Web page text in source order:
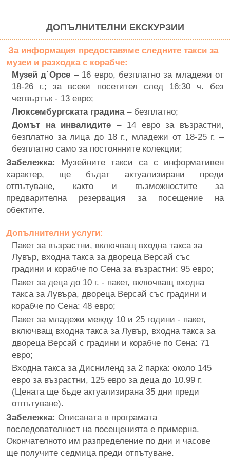
ДОПЪЛНИТЕЛНИ ЕКСКУРЗИИ
За информация предоставяме следните такси за
музеи и разходка с корабче:
Музей д`Орсе – 16 евро, безплатно за младежи от
18-26 г.; за всеки посетител след 16:30 ч. без
четвъртък - 13 евро;
Люксембургската градина – безплатно;
Домът на инвалидите – 14 евро за възрастни,
безплатно за лица до 18 г., младежи от 18-25 г. –
безплатно само за постоянните колекции;
Забележка: Музейните такси са с информативен
характер, ще бъдат актуализирани преди
отпътуване, както и възможностите за
предварителна резервация за посещение на
обектите.
Допълнителни услуги:
Пакет за възрастни, включващ входна такса за
Лувър, входна такса за двореца Версай със
градини и корабче по Сена за възрастни: 95 евро;
Пакет за деца до 10 г. - пакет, включващ входна
такса за Лувъра, двореца Версай със градини и
корабче по Сена: 48 евро;
Пакет за младежи между 10 и 25 години - пакет,
включващ входна такса за Лувър, входна такса за
двореца Версай с градини и корабче по Сена: 71
евро;
Входна такса за Дисниленд за 2 парка: около 145
евро за възрастни, 125 евро за деца до 10.99 г.
(Цената ще бъде актуализирана 35 дни преди
отпътуване).
Забележка: Описаната в програмата
последователност на посещенията е примерна.
Окончателното им разпределение по дни и часове
ще получите седмица преди отпътуване.